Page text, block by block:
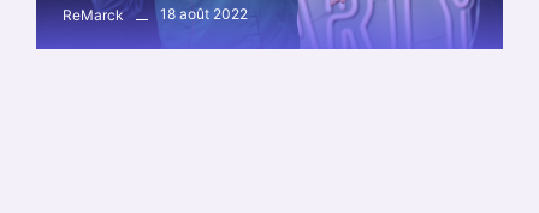
ReMarck 18 août 2022